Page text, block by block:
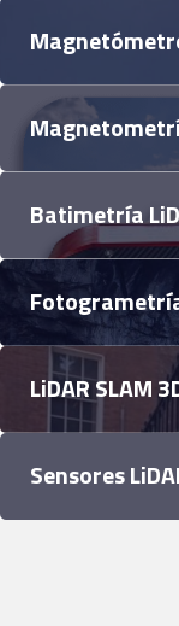
Batimetría
LiDAR SLAM
Sensores